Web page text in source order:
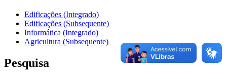
Edificações (Integrado)
Edificações (Subsequente)
Informática (Integrado)
Agricultura (Subsequente)
Pesquisa